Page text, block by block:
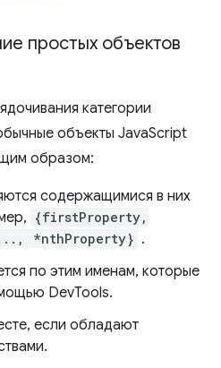
простых объектов
категории
объекты JavaScript
образом:
содержащимися в них
{firstProperty,
*nthProperty} .
по этим именам, которые
DevTools.
если обладают